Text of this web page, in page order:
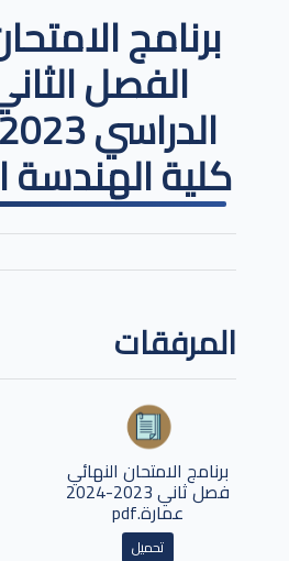
برنامج
الفصل
كلية الهندسة
المرفقات
برنامج الامتحان النهائي
فصل ثاني 2023-2024
عمارة.pdf
تحميل